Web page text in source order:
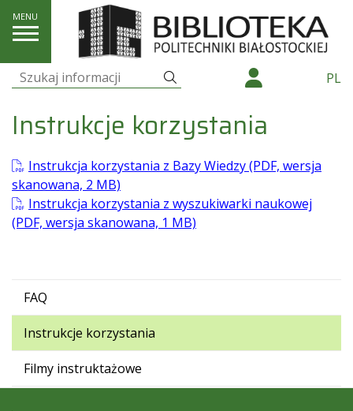
Szukaj: PL
Pomoc Instrukcje korzystania
Instrukcje korzystania
Instrukcja korzystania z Bazy Wiedzy (PDF, wersja
skanowana, 2 MB)
Instrukcja korzystania z wyszukiwarki naukowej
(PDF, wersja skanowana, 1 MB)
FAQ
Instrukcje korzystania
Filmy instruktażowe